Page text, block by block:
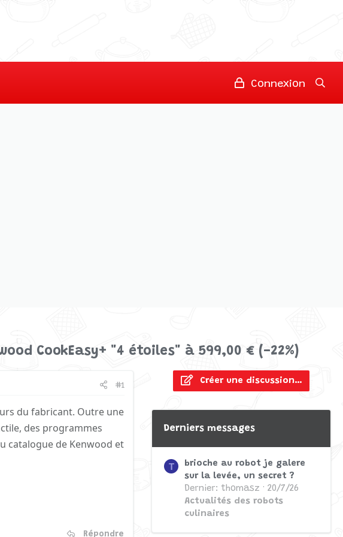
Connexion
CookEasy+ "4 étoiles" à 599,00 € (-22%)
#1
du fabricant. Outre une
des programmes
catalogue de Kenwood et
Répondre
Créer une discussion…
Derniers messages
T
brioche au robot je galere
sur la levée, un secret ?
Dernier: thomasz
20/7/26
Actualités des robots
culinaires